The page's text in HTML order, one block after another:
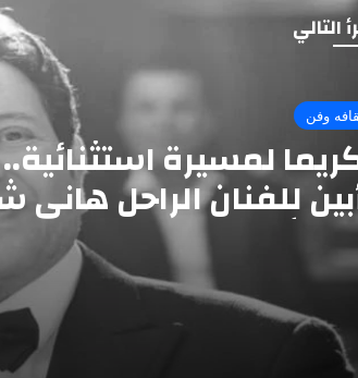
التالي
وفن
لمسيرة
للفنان الراحل هاني
الأوبرا